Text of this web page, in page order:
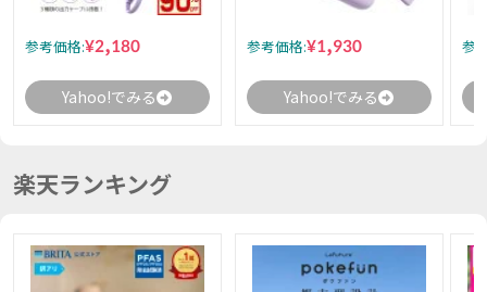
参考価格:¥2,180
Yahoo!でみる
参考価格:¥1,930
Yahoo!でみる
参
楽天ランキング